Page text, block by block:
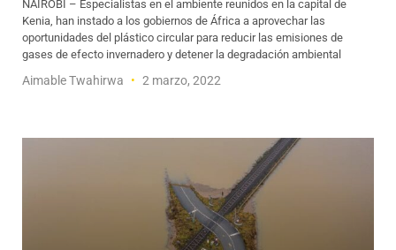
NAIROBI – Especialistas en el ambiente reunidos en la capital de
Kenia, han instado a los gobiernos de África a aprovechar las
oportunidades del plástico circular para reducir las emisiones de
gases de efecto invernadero y detener la degradación ambiental
Aimable Twahirwa 2 marzo, 2022